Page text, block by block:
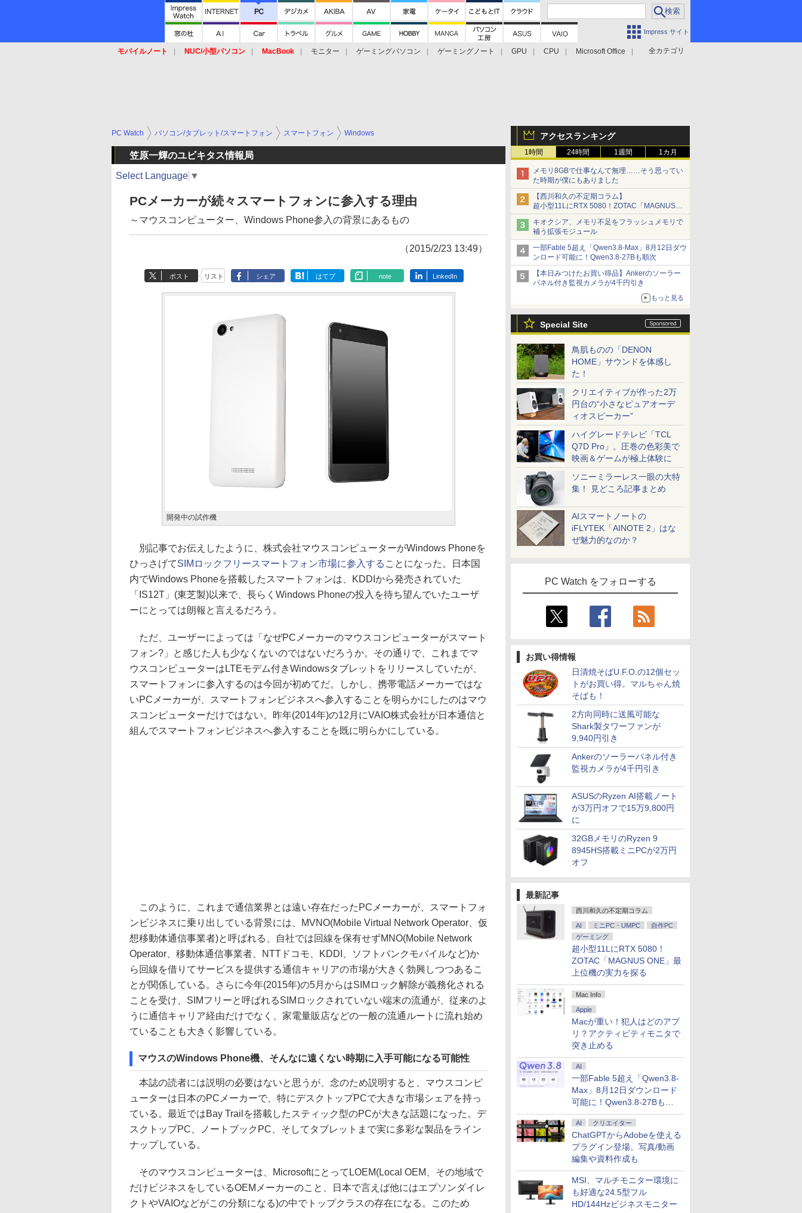
Impress サイト
全カテゴリ
モバイルノート NUC/小型パソコン MacBook モニター ゲーミングパソコン ゲーミングノート GPU CPU
Microsoft Office
アクセスランキング
1時間 24時間 1週間 1カ月
メモリ8GBで仕事なんて無理……そう思ってい
た時期が僕にもありました
【西川和久の不定期コラム】
超小型11LにRTX 5080！ZOTAC「MAGNUS
ONE」最上位機の実力を探る
キオクシア、メモリ不足をフラッシュメモリで
補う拡張モジュール
一部Fable 5超え「Qwen3.8-Max」8月12日ダウ
ンロード可能に！Qwen3.8-27Bも順次
【本日みつけたお買い得品】Ankerのソーラー
パネル付き監視カメラが4千円引き
もっと見る
Special Site
鳥肌ものの「DENON
HOME」サウンドを体感し
た！
クリエイティブが作った2万
円台の“小さなピュアオーデ
ィオスピーカー”
ハイグレードテレビ「TCL
Q7D Pro」。圧巻の色彩美で
映画＆ゲームが極上体験に
ソニーミラーレス一眼の大特
集！ 見どころ記事まとめ
AIスマートノートの
iFLYTEK「AINOTE 2」はな
ぜ魅力的なのか？
PC Watch をフォローする
お買い得情報
日清焼そばU.F.O.の12個セッ
トがお買い得。マルちゃん焼
そばも！
2方向同時に送風可能な
Shark製タワーファンが
9,940円引き
Ankerのソーラーパネル付き
監視カメラが4千円引き
ASUSのRyzen AI搭載ノート
が3万円オフで15万9,800円
に
32GBメモリのRyzen 9
8945HS搭載ミニPCが2万円
オフ
最新記事
西川和久の不定期コラム
AI ミニPC・UMPC
自作PC
ゲーミング
超小型11LにRTX 5080！
ZOTAC「MAGNUS ONE」最
上位機の実力を探る
Mac Info
Apple
Macが重い！犯人はどのアプ
リ？アクティビティモニタで
突き止める
AI
一部Fable 5超え「Qwen3.8-
Max」8月12日ダウンロード
可能に！Qwen3.8-27Bも順
次
AI クリエイター
ChatGPTからAdobeを使える
プラグイン登場。写真/動画
編集や資料作成も
MSI、マルチモニター環境に
も好適な24.5型フル
HD/144Hzビジネスモニター
PC Watch パソコン/タブレット/スマートフォン スマートフォン Windows
笠原一輝のユビキタス情報局
Select Language ▼
PCメーカーが続々スマートフォンに参入する理由
～マウスコンピューター、Windows Phone参入の背景にあるもの
（2015/2/23 13:49）
ポスト リスト シェア はてブ note LinkedIn
開発中の試作機
別記事でお伝えしたように、株式会社マウスコンピューターがWindows Phoneを
ひっさげてSIMロックフリースマートフォン市場に参入する ことになった。日本国
内でWindows Phoneを搭載したスマートフォンは、KDDIから発売されていた
「IS12T」(東芝製)以来で、長らくWindows Phoneの投入を待ち望んでいたユーザ
ーにとっては朗報と言えるだろう。
ただ、ユーザーによっては「なぜPCメーカーのマウスコンピューターがスマート
フォン?」と感じた人も少なくないのではないだろうか。その通りで、これまでマ
ウスコンピューターはLTEモデム付きWindowsタブレットをリリースしていたが、
スマートフォンに参入するのは今回が初めてだ。しかし、携帯電話メーカーではな
いPCメーカーが、スマートフォンビジネスへ参入することを明らかにしたのはマウ
スコンピューターだけではない。昨年(2014年)の12月にVAIO株式会社が日本通信と
組んでスマートフォンビジネスへ参入することを既に明らかにしている。
このように、これまで通信業界とは遠い存在だったPCメーカーが、スマートフォ
ンビジネスに乗り出している背景には、MVNO(Mobile Virtual Network Operator、仮
想移動体通信事業者)と呼ばれる、自社では回線を保有せずMNO(Mobile Network
Operator、移動体通信事業者、NTTドコモ、KDDI、ソフトバンクモバイルなど)か
ら回線を借りてサービスを提供する通信キャリアの市場が大きく勃興しつつあるこ
とが関係している。さらに今年(2015年)の5月からはSIMロック解除が義務化される
ことを受け、SIMフリーと呼ばれるSIMロックされていない端末の流通が、従来のよ
うに通信キャリア経由だけでなく、家電量販店などの一般の流通ルートに流れ始め
ていることも大きく影響している。
マウスのWindows Phone機、そんなに遠くない時期に入手可能になる可能性
本誌の読者には説明の必要はないと思うが、念のため説明すると、マウスコンピ
ューターは日本のPCメーカーで、特にデスクトップPCで大きな市場シェアを持っ
ている。最近ではBay Trailを搭載したスティック型のPCが大きな話題になった。デ
スクトップPC、ノートブックPC、そしてタブレットまで実に多彩な製品をライン
ナップしている。
そのマウスコンピューターは、MicrosoftにとってLOEM(Local OEM、その地域で
だけビジネスをしているOEMメーカーのこと、日本で言えば他にはエプソンダイレ
クトやVAIOなどがこの分類になる)の中でトップクラスの存在になる。このため